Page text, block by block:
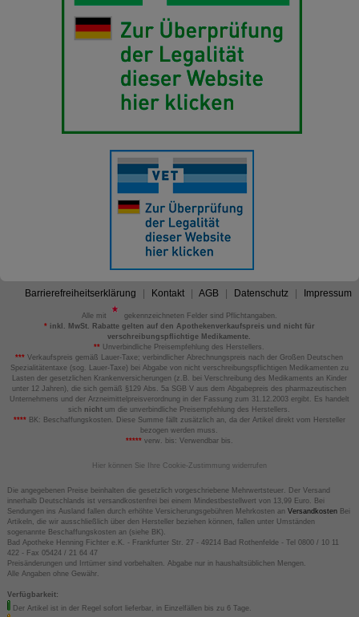
Barrierefreiheitserklärung Kontakt AGB Datenschutz Impressum
Alle mit
gekennzeichneten Felder sind Pflichtangaben.
*inkl. MwSt. Rabatte gelten auf den Apothekenverkaufspreis und nicht für
verschreibungspflichtige Medikamente.
** Unverbindliche Preisempfehlung des Herstellers.
*** Verkaufspreis gemäß Lauer-Taxe; verbindlicher Abrechnungspreis nach der Großen Deutschen
Spezialitätentaxe (sog. Lauer-Taxe) bei Abgabe von nicht verschreibungspflichtigen Medikamenten zu
Lasten der gesetzlichen Krankenversicherungen (z.B. bei Verschreibung des Medikaments an Kinder
unter 12 Jahren), die sich gemäß §129 Abs. 5a SGB V aus dem Abgabepreis des pharmazeutischen
Unternehmens und der Arzneimittelpreisverordnung in der Fassung zum 31.12.2003 ergibt. Es handelt
sich nicht um die unverbindliche Preisempfehlung des Herstellers.
****BK: Beschaffungskosten. Diese Summe fällt zusätzlich an, da der Artikel direkt vom Hersteller
bezogen werden muss.
*****verw. bis: Verwendbar bis.
Hier können Sie Ihre Cookie-Zustimmung widerrufen
Die angegebenen Preise beinhalten die gesetzlich vorgeschriebene Mehrwertsteuer. Der Versand
innerhalb Deutschlands ist versandkostenfrei bei einem Mindestbestellwert von 13,99 Euro. Bei
Sendungen ins Ausland fallen durch erhöhte Versicherungsgebühren Mehrkosten an VersandkostenBei
Artikeln, die wir ausschließlich über den Hersteller beziehen können, fallen unter Umständen
sogenannte Beschaffungskosten an (siehe BK).
Bad Apotheke Henning Fichter e.K. - Frankfurter Str. 27 - 49214 Bad Rothenfelde - Tel 0800 / 10 11
422 - Fax 05424 / 21 64 47
Preisänderungen und Irrtümer sind vorbehalten. Abgabe nur in haushaltsüblichen Mengen.
Alle Angaben ohne Gewähr.
Verfügbarkeit:
Der Artikel ist in der Regel sofort lieferbar, in Einzelfällen bis zu 6 Tage.